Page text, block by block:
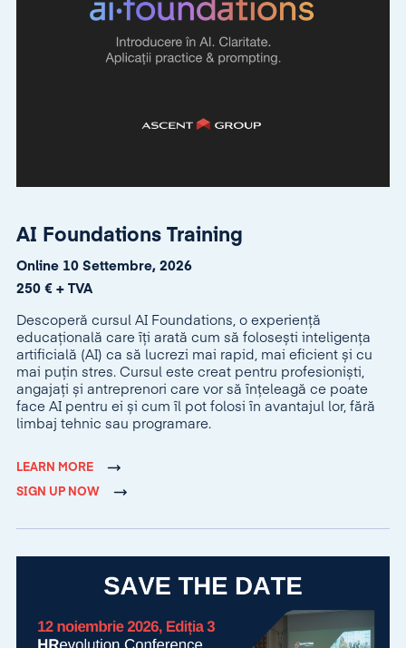
AI Foundations Training
Online 10 Settembre, 2026
250 € + TVA
Descoperă cursul AI Foundations, o experiență
educațională care îți arată cum să folosești inteligența
artificială (AI) ca să lucrezi mai rapid, mai eficient și cu
mai puțin stres. Cursul este creat pentru profesioniști,
angajați și antreprenori care vor să înțeleagă ce poate
face AI pentru ei și cum îl pot folosi în avantajul lor, fără
limbaj tehnic sau programare.
LEARN MORE
SIGN UP NOW